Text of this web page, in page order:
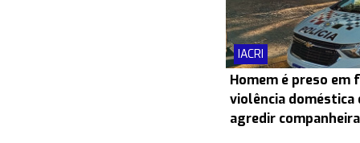
IACRI
Homem é preso
violência doméstica
agredir